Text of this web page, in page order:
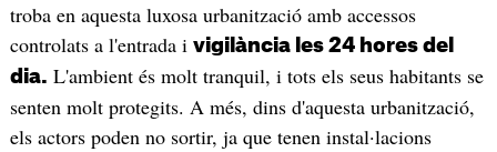
troba en aquesta luxosa urbanització amb accessos
controlats a l'entrada i vigilància les 24 hores del
dia. L'ambient és molt tranquil, i tots els seus habitants se
senten molt protegits. A més, dins d'aquesta urbanització,
els actors poden no sortir, ja que tenen instal·lacions